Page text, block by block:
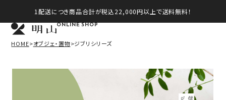
1配送につき商品合計が税込22,000円以上で送料無料！
ONLINE SHOP
HOME オブジェ・置物 ジブリシリーズ